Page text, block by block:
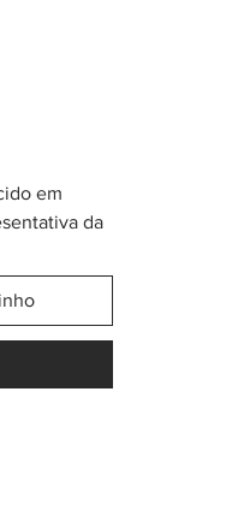
em
da
usada se
no mundo
mais ou
e é usado
Kuna.